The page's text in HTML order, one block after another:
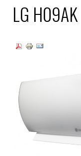
LG H09AK